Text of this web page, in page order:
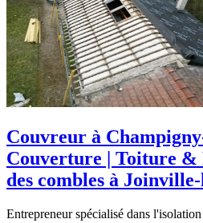
Couvreur à
Couverture | Toiture
des combles à
Entrepreneur spécialisé dans l'isolation